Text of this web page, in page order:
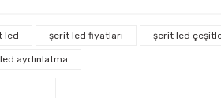
led şerit led fiyatları şerit led
aydınlatma